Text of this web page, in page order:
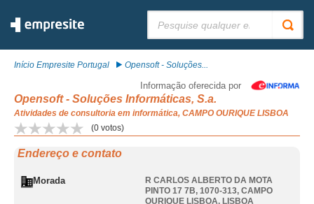
Início Empresite Portugal Opensoft - Soluções...
Informação oferecida por
Opensoft - Soluções Informáticas, S.a.
Atividades de consultoria em informática, CAMPO OURIQUE LISBOA
(0 votos)
Endereço e contato
Morada
R CARLOS ALBERTO DA MOTA
PINTO 17 7B, 1070-313, CAMPO
OURIQUE LISBOA, LISBOA